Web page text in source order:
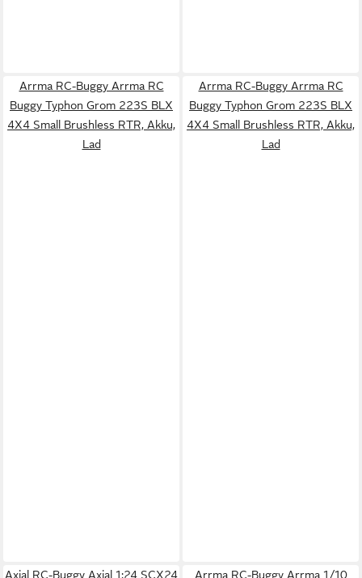
Arrma RC-Buggy Arrma RC
Buggy Typhon Grom 223S BLX
4X4 Small Brushless RTR, Akku,
Lad
Arrma RC-Buggy Arrma RC
Buggy Typhon Grom 223S BLX
4X4 Small Brushless RTR, Akku,
Lad
Axial RC-Buggy Axial 1:24 SCX24 Arrma RC-Buggy Arrma 1/10